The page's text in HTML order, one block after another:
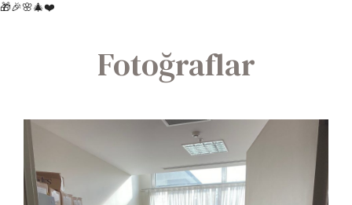
🎁🎉🌸🎄❤️
Fotoğraflar